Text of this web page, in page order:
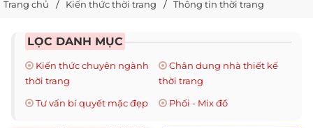
Trang chủ Kiến thức thời trang Thông tin thời trang
LỌC DANH MỤC
Kiến thức chuyên ngành
thời trang
Chân dung nhà thiết kế
thời trang
Tư vấn bí quyết mặc đẹp
Phối - Mix đồ